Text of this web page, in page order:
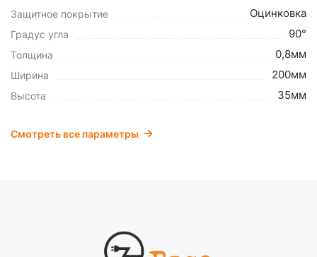
Защитное покрытие Оцинковка
Градус угла 90°
Толщина 0,8мм
Ширина 200мм
Высота 35мм
Смотреть все параметры